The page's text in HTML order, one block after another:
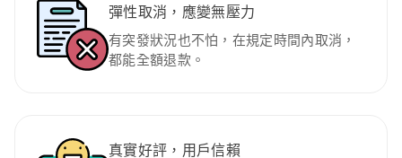
彈性取消，應變無壓力
有突發狀況也不怕，在規定時間內取消，
都能全額退款。
真實好評，用戶信賴